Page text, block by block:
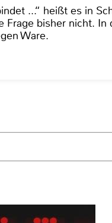
...“ heißt es in
Frage bisher nicht. In
Ware.